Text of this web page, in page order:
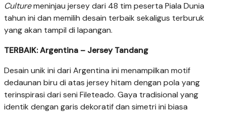
Culturemeninjau jersey dari 48 tim peserta Piala Dunia
tahun ini dan memilih desain terbaik sekaligus terburuk
yang akan tampil di lapangan.
TERBAIK: Argentina – Jersey Tandang
Desain unik ini dari Argentina ini menampilkan motif
dedaunan biru di atas jersey hitam dengan pola yang
terinspirasi dari seni Fileteado. Gaya tradisional yang
identik dengan garis dekoratif dan simetri ini biasa